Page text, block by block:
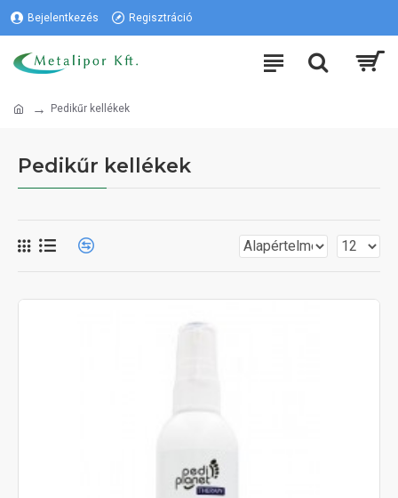
Bejelentkezés Regisztráció
Pedikűr kellékek
Pedikűr kellékek